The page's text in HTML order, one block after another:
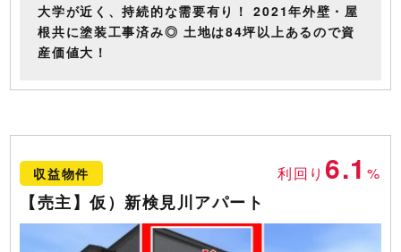
大学が近く、持続的な需要有り！ 2021年外壁・屋
根共に塗装工事済み◎ 土地は84坪以上あるので資
産価値大！
収益物件 利回り 6.1%
【売主】仮）新検見川アパート